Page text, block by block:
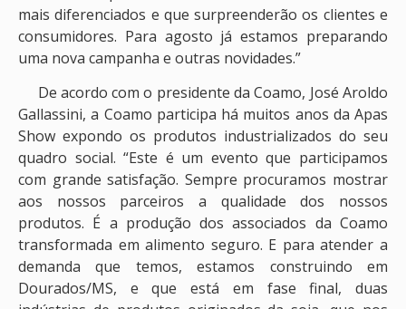
mais diferenciados e que surpreenderão os clientes e
consumidores. Para agosto já estamos preparando
uma nova campanha e outras novidades.”
De acordo com o presidente da Coamo, José Aroldo
Gallassini, a Coamo participa há muitos anos da Apas
Show expondo os produtos industrializados do seu
quadro social. “Este é um evento que participamos
com grande satisfação. Sempre procuramos mostrar
aos nossos parceiros a qualidade dos nossos
produtos. É a produção dos associados da Coamo
transformada em alimento seguro. E para atender a
demanda que temos, estamos construindo em
Dourados/MS, e que está em fase final, duas